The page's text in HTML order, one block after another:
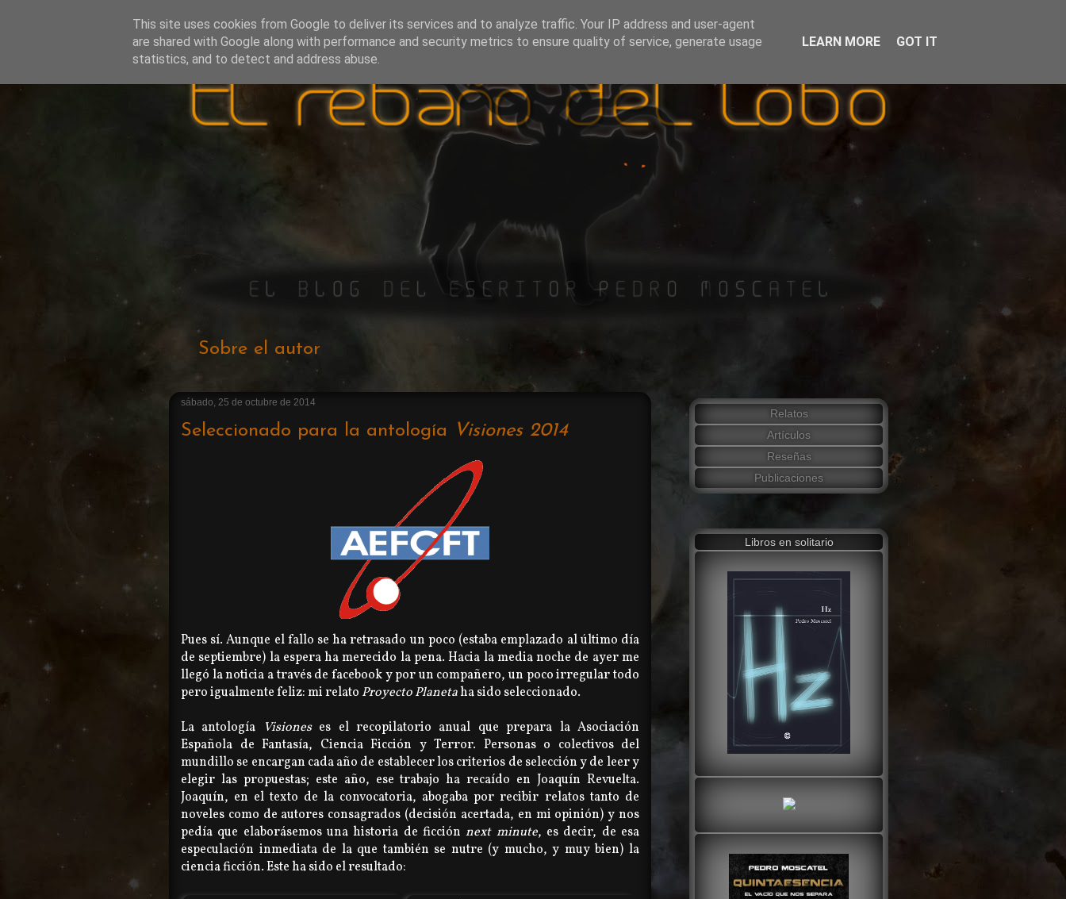
Sobre el autor
sábado, 25 de octubre de 2014
Seleccionado para la antología Visiones 2014
Pues sí. Aunque el fallo se ha retrasado un poco (estaba emplazado al último día
de septiembre) la espera ha merecido la pena. Hacia la media noche de ayer me
llegó la noticia a través de facebook y por un compañero, un poco irregular todo
pero igualmente feliz: mi relato Proyecto Planetaha sido seleccionado.
La antología Visiones es el recopilatorio anual que prepara la Asociación
Española de Fantasía, Ciencia Ficción y Terror. Personas o colectivos del
mundillo se encargan cada año de establecer los criterios de selección y de leer y
elegir las propuestas; este año, ese trabajo ha recaído en Joaquín Revuelta.
Joaquín, en el texto de la convocatoria, abogaba por recibir relatos tanto de
noveles como de autores consagrados (decisión acertada, en mi opinión) y nos
pedía que elaborásemos una historia de ficciónnext minute, es decir, de esa
especulación inmediata de la que también se nutre (y mucho, y muy bien) la
ciencia ficción. Este ha sido el resultado:
Relatos
Artículos
Reseñas
Publicaciones
Libros en solitario
This site uses cookies from Google to deliver its services and to analyze traffic. Your IP address and user-agent
are shared with Google along with performance and security metrics to ensure quality of service, generate usage
statistics, and to detect and address abuse.
LEARN MORE GOT IT